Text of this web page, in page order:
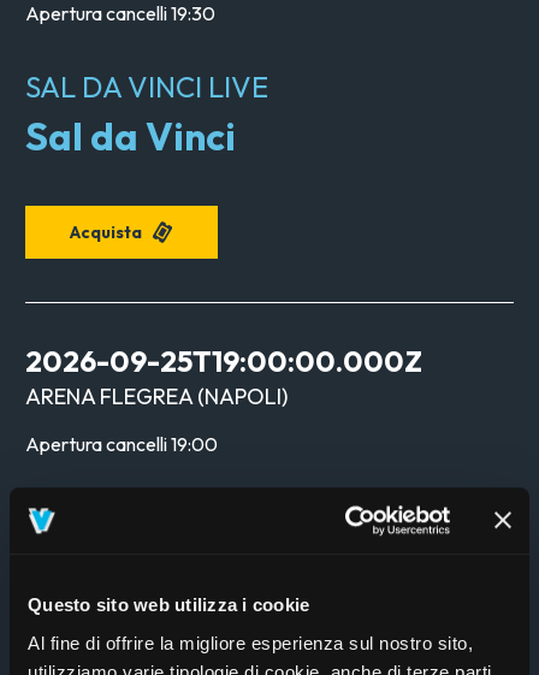
Questo sito web utilizza i cookie
Al fine di offrire la migliore esperienza sul nostro sito,
Apertura cancelli19:30
SAL DA VINCI LIVE
Sal da Vinci
Acquista
2026-09-25T19:00:00.000Z
ARENA FLEGREA (NAPOLI)
Apertura cancelli19:00
SAL DA VINCI LIVE
Acquista